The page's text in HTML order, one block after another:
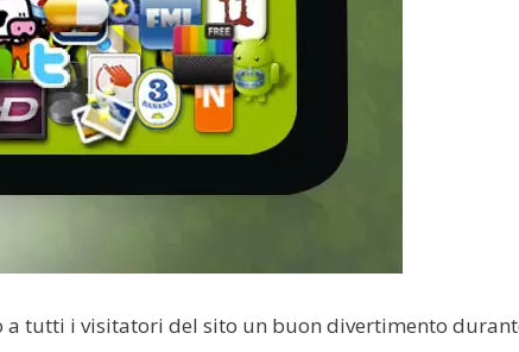
a tutti i visitatori del sito un buon divertimento